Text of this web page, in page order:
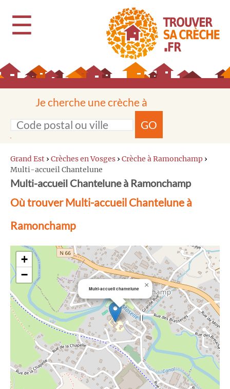
☰
Je cherche une crèche à
GO
Grand Est › Crèches en Vosges › Crèche à Ramonchamp ›
Multi-accueil Chantelune
Multi-accueil Chantelune à Ramonchamp
Où trouver Multi-accueil Chantelune à
Ramonchamp
Multi-accueil chantelune ×
+
−